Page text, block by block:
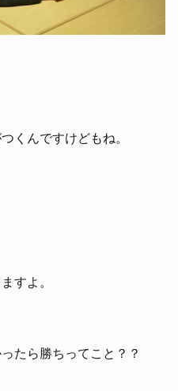
くんですけどもね。
すよ。
たら勝ちってこと？？